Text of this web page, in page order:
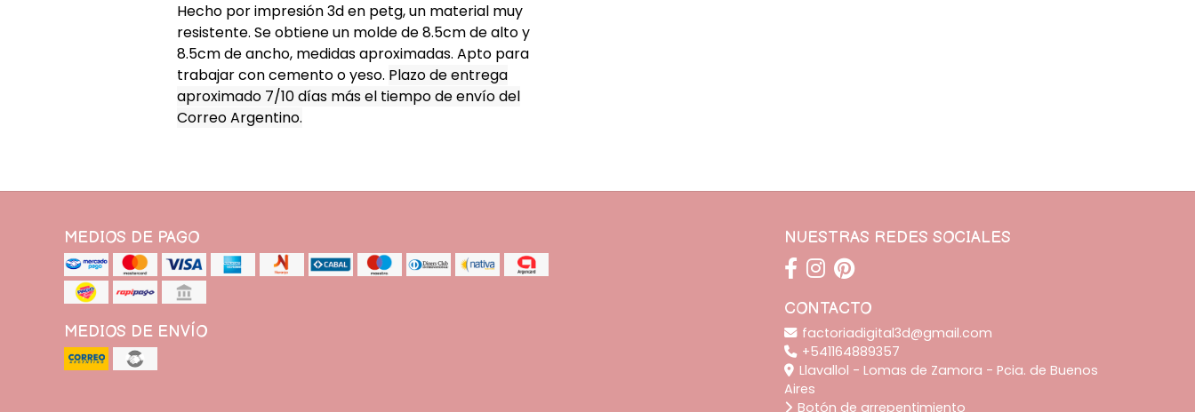
Hecho por impresión 3d en petg, un material muy
resistente. Se obtiene un molde de 8.5cm de alto y
8.5cm de ancho, medidas aproximadas. Apto para
trabajar con cemento o yeso. Plazo de entrega
aproximado 7/10 días más el tiempo de envío del
Correo Argentino.
MEDIOS DE PAGO
MEDIOS DE ENVÍO
NUESTRAS REDES SOCIALES
CONTACTO
factoriadigital3d@gmail.com
+541164889357
Llavallol - Lomas de Zamora - Pcia. de Buenos
Aires
Botón de arrepentimiento